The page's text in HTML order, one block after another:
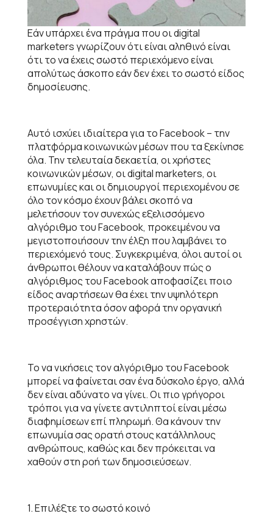
Εάν υπάρχει ένα πράγμα που οι digital
marketers γνωρίζουν ότι είναι αληθινό είναι
ότι το να έχεις σωστό περιεχόμενο είναι
απολύτως άσκοπο εάν δεν έχει το σωστό είδος
δημοσίευσης.
Αυτό ισχύει ιδιαίτερα για το Facebook – την
πλατφόρμα κοινωνικών μέσων που τα ξεκίνησε
όλα. Την τελευταία δεκαετία, οι χρήστες
κοινωνικών μέσων, οι digital marketers, οι
επωνυμίες και οι δημιουργοί περιεχομένου σε
όλο τον κόσμο έχουν βάλει σκοπό να
μελετήσουν τον συνεχώς εξελισσόμενο
αλγόριθμο του Facebook, προκειμένου να
μεγιστοποιήσουν την έλξη που λαμβάνει το
περιεχόμενό τους. Συγκεκριμένα, όλοι αυτοί οι
άνθρωποι θέλουν να καταλάβουν πώς ο
αλγόριθμος του Facebook αποφασίζει ποιο
είδος αναρτήσεων θα έχει την υψηλότερη
προτεραιότητα όσον αφορά την οργανική
προσέγγιση χρηστών.
Το να νικήσεις τον αλγόριθμο του Facebook
μπορεί να φαίνεται σαν ένα δύσκολο έργο, αλλά
δεν είναι αδύνατο να γίνει. Οι πιο γρήγοροι
τρόποι για να γίνετε αντιληπτοί είναι μέσω
διαφημίσεων επί πληρωμή. Θα κάνουν την
επωνυμία σας ορατή στους κατάλληλους
ανθρώπους, καθώς και δεν πρόκειται να
χαθούν στη ροή των δημοσιεύσεων.
1. Επιλέξτε το σωστό κοινό